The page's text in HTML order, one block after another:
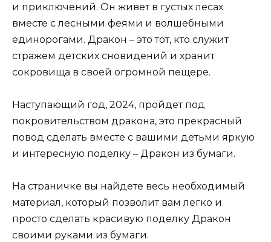
и приключений. Он живет в густых лесах
вместе с лесными феями и волшебными
единорогами. Дракон – это тот, кто служит
стражем детских сновидений и хранит
сокровища в своей огромной пещере.
Наступающий год, 2024, пройдет под
покровительством дракона, это прекрасный
повод сделать вместе с вашими детьми яркую
и интересную поделку – Дракон из бумаги.
На страничке вы найдете весь необходимый
материал, который позволит вам легко и
просто сделать красивую поделку Дракон
своими руками из бумаги.